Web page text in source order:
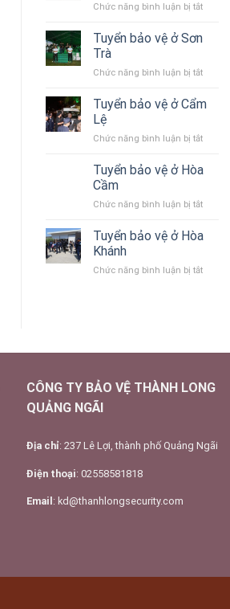
Non
Ngũ
Chức năng bình luận bị tắtở
bảo
Thọ
Tuyển bảo vệ ở Sơn
Trà
Chức năng bình luận bị tắtở
bảo
Sơn
Tuyển bảo vệ ở Cẩm
Lệ
Chức năng bình luận bị tắtở
bảo
Cẩm
Tuyển bảo vệ ở Hòa
Cầm
Chức năng bình luận bị tắtở
bảo
Hòa
Tuyển bảo vệ ở Hòa
Khánh
Chức năng bình luận bị tắtở
Khánh
CÔNG TY BẢO VỆ THÀNH LONG
QUẢNG NGÃI
Địa chỉ: 237 Lê Lợi, thành phố Quảng Ngãi
Điện thoại: 02558581818
Email : kd@thanhlongsecurity.com